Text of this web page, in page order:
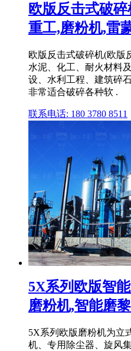
欧版反击式破
重工,磨粉机,雷
欧版反击式破碎机(欧版
水泥、化工、耐火材料
设、水利工程、建筑碎
非常适合破碎各种软 .
联系电话: 180 3780 8511
5X系列欧版智
磨粉机,智能磨
5X系列欧版磨粉机为立
机、专用除尘器、旋风